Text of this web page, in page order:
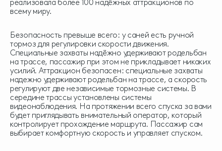
реализовала более 100 надёжных аттракционов по
всему миру.
Безопасность превыше всего: у саней есть ручной
тормоз для регулировки скорости движения.
Специальные захваты надёжно удерживают родельбан
на трассе, пассажир при этом не прикладывает никаких
усилий. Аттракцион безопасен: специальные захваты
надежно удерживают родельбан на трассе, а скорость
регулируют две независимые тормозные системы. В
середине трассы установлены системы
видеонаблюдения. На протяжении всего спуска за вами
будет приглядывать внимательный оператор, который
контролирует прохождение маршрута. Пассажир сам
выбирает комфортную скорость и управляет спуском.